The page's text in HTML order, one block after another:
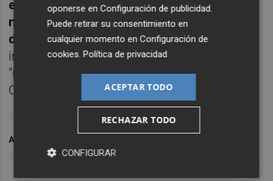
expediente de adjudicación del Plan Eólico
no debería contener resolución alguna
dictada por José Luis Olivas", indica el
informe. Igualmente, no debería contener
"informe ni trámite alguno informado por
Olivas".
ARCHIVADO EN
oponerse enConfiguración de publicidad.
Puede retirar su consentimiento en
cualquier momento enConfiguración de
cookies.Política de privacidad
ACEPTAR TODO
RECHAZAR TODO
CONFIGURAR